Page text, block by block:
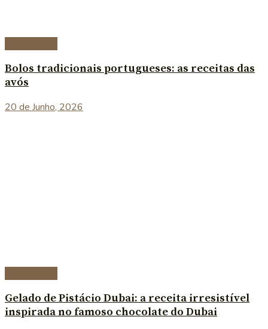
Bolos tradicionais portugueses: as receitas das
avós
20 de Junho, 2026
Gelado de Pistácio Dubai: a receita irresistível
inspirada no famoso chocolate do Dubai